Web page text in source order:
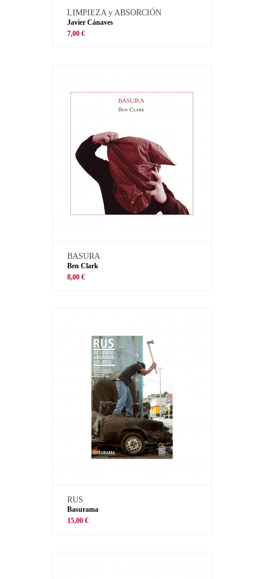
LIMPIEZA y ABSORCIÓN
Javier Cánaves
7,00 €
BASURA
Ben Clark
8,00 €
RUS
Basurama
15,00 €